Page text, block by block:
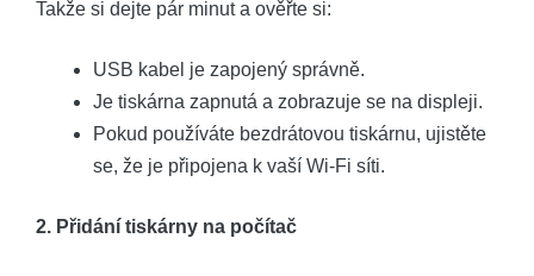
Takže si dejte pár minut a ověřte si:
USB kabel je zapojený správně.
Je tiskárna zapnutá a zobrazuje se na displeji.
Pokud používáte bezdrátovou tiskárnu, ujistěte
se, že je připojena k vaší Wi-Fi síti.
2. Přidání tiskárny na počítač